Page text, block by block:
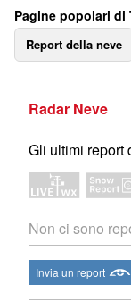
Pagine popolari di
Report della neve
Radar Neve
Gli ultimi report
Non ci sono
Invia un report